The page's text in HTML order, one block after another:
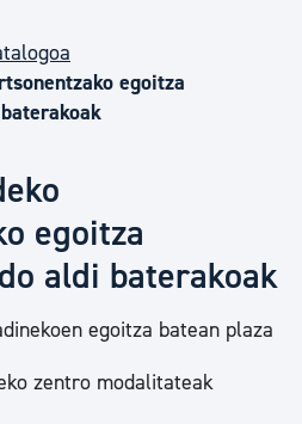
egoitza
egoitza
aldi baterakoak
egoitza batean plaza
zentro modalitateak